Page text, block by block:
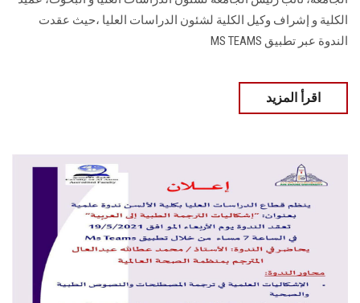
الكلية و إشراف وكيل الكلية لشئون الدراسات العليا ،حيث عقدت
الندوة عبر تطبيق MS TEAMS
اقرأ المزيد